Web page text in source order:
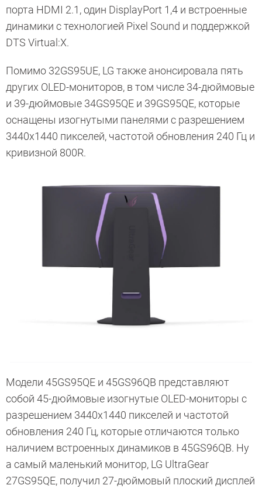
порта HDMI 2.1, один DisplayPort 1,4 и встроенные
динамики с технологией Pixel Sound и поддержкой
DTS Virtual:X.
Помимо 32GS95UE, LG также анонсировала пять
других OLED-мониторов, в том числе 34-дюймовые
и 39-дюймовые 34GS95QE и 39GS95QE, которые
оснащены изогнутыми панелями с разрешением
3440x1440 пикселей, частотой обновления 240 Гц и
кривизной 800R.
Модели 45GS95QE и 45GS96QB представляют
собой 45-дюймовые изогнутые OLED-мониторы с
разрешением 3440x1440 пикселей и частотой
обновления 240 Гц, которые отличаются только
наличием встроенных динамиков в 45GS96QB. Ну
а самый маленький монитор, LG UltraGear
27GS95QE, получил 27-дюймовый плоский дисплей